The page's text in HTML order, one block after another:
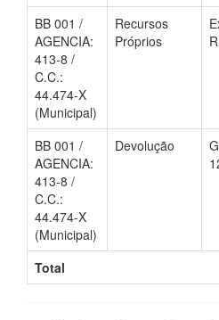
BB 001 /
AGENCIA:
413-8 /
C.C.:
44.474-X
(Municipal)
Recursos
Próprios
BB 001 /
AGENCIA:
413-8 /
C.C.:
44.474-X
(Municipal)
Devolução
Total